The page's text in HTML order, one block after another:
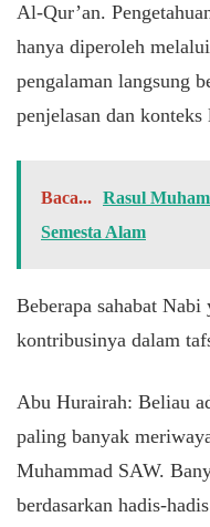
Al-Qur’an.
hanya diperoleh
pengalaman langsung
penjelasan dan
Baca... Rasul
Semesta Alam
Beberapa sahabat
kontribusinya dalam
Abu Hurairah: Beliau
paling banyak
Muhammad SAW.
berdasarkan hadis-